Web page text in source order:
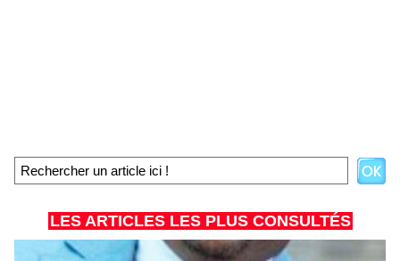
LES ARTICLES LES PLUS CONSULTÉS